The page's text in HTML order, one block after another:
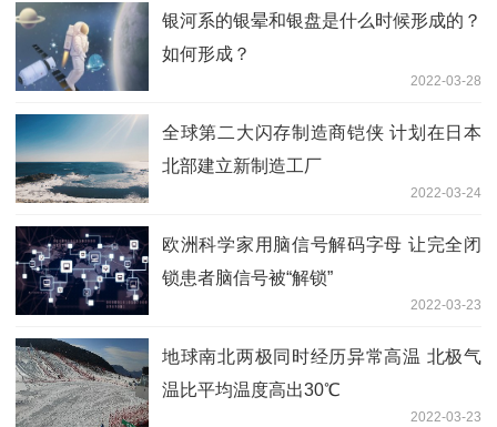
银河系的银晕和银盘是什么时候形成的？
如何形成？
2022-03-28
全球第二大闪存制造商铠侠 计划在日本
北部建立新制造工厂
2022-03-24
欧洲科学家用脑信号解码字母 让完全闭
锁患者脑信号被“解锁”
2022-03-23
地球南北两极同时经历异常高温 北极气
温比平均温度高出30℃
2022-03-23